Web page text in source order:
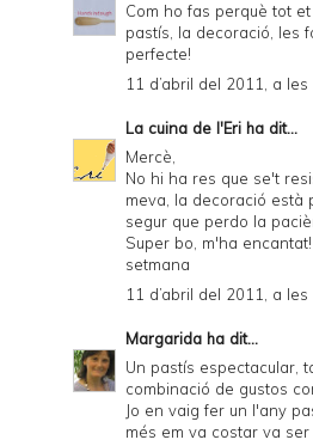
Com ho fas perquè tot et
pastís, la decoració, les
perfecte!
11 d’abril del 2011, a les
La cuina de l'Eri ha dit...
Mercè,
No hi ha res que se't
meva, la decoració està
segur que perdo la
Super bo, m'ha
setmana
11 d’abril del 2011, a les
Margarida ha dit...
Un pastís espectacular,
combinació de gustos
Jo en vaig fer un l'any
més em va costar va